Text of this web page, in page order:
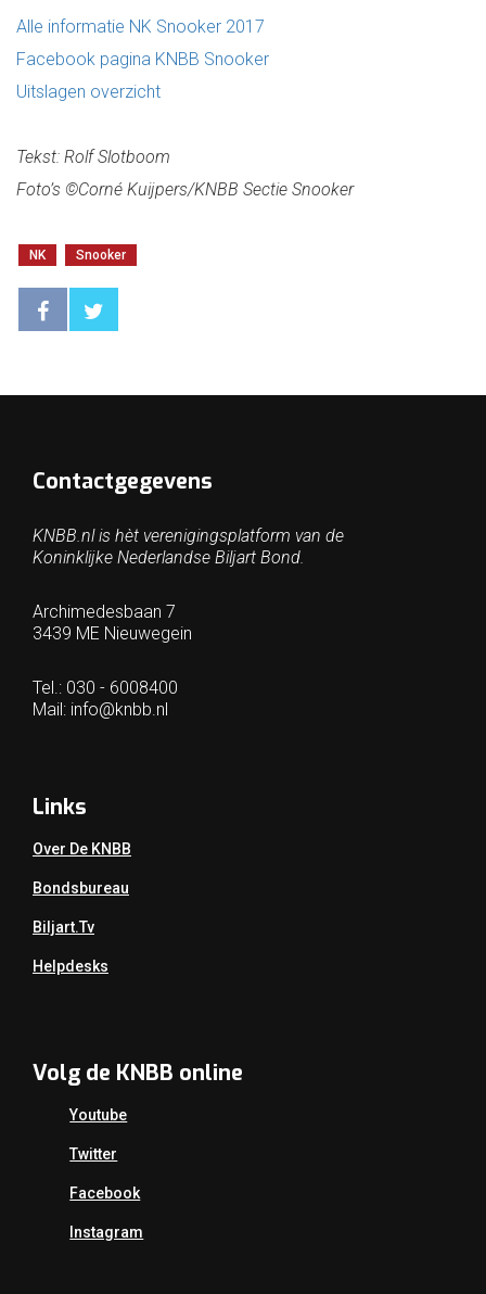
Alle informatie NK Snooker 2017
Facebook pagina KNBB Snooker
Uitslagen overzicht
Tekst: Rolf Slotboom
Foto’s ©Corné Kuijpers/KNBB Sectie Snooker
NK Snooker
Contactgegevens
KNBB.nl is hèt verenigingsplatform van de
Koninklijke Nederlandse Biljart Bond.
Archimedesbaan 7
3439 ME Nieuwegein
Tel.: 030 - 6008400
Mail: info@knbb.nl
Links
Over De KNBB
Bondsbureau
Biljart.tv
Helpdesks
Volg de KNBB online
Youtube
Twitter
Facebook
Instagram